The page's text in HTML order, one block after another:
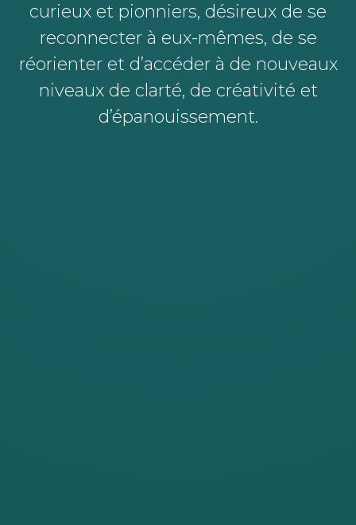
curieux et pionniers, désireux de se
reconnecter à eux-mêmes, de se
réorienter et d’accéder à de nouveaux
niveaux de clarté, de créativité et
d’épanouissement.